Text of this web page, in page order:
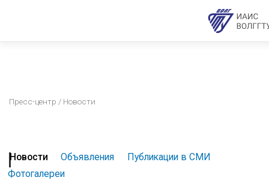
Пресс-центр / Новости
Новости Объявления
Публикации в СМИ
Фотогалереи